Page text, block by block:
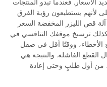
الأسعار. فعندما تبدو المنتجات
لأنهم يستطيعون رؤية الفرق
آلة قص الليزر المخفضة السعر
ترسيخ موقفك التنافسي في
ووقتًا أقل في صقل
القطع الفاشلة. والنتيجة هي
من أول طلبٍ وحتى إعادة